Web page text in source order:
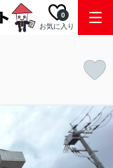
お気に入り
0